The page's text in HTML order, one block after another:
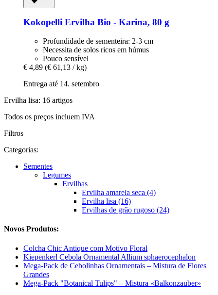
Kokopelli Ervilha Bio -​ Karina, 80 g
Profundidade de sementeira: 2-3 cm
Necessita de solos ricos em húmus
Pouco sensível
€ 4,89 (€ 61,13 / kg)
Entrega até 14. setembro
Ervilha lisa: 16 artigos
Todos os preços incluem IVA
Filtros
Categorias:
Sementes
Legumes
Ervilhas
Ervilha amarela seca (4)
Ervilha lisa (16)
Ervilhas de grão rugoso (24)
Novos Produtos:
Colcha Chic Antique com Motivo Floral
Kiepenkerl Cebola Ornamental Allium sphaerocephalon
Mega-Pack de Cebolinhas Ornamentais – Mistura de Flores
Grandes
Mega-Pack "Botanical Tulips" – Mistura «Balkonzauber»